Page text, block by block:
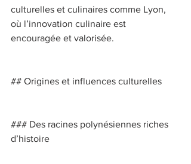
culturelles et culinaires comme Lyon,
où l’innovation culinaire est
encouragée et valorisée.
## Origines et influences culturelles
### Des racines polynésiennes riches
d’histoire